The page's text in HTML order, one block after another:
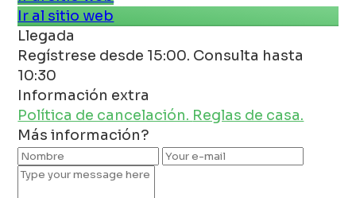
Ir al sitio web
Llegada
Regístrese desde 15:00. Consulta hasta
10:30
Información extra
Política de cancelación. Reglas de casa.
Más información?